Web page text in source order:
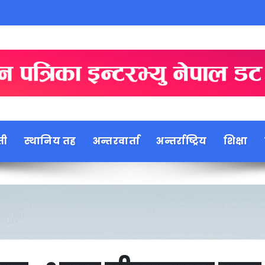
स्थानिय तह अन्तरवार्ता अन्तर्राष्ट्रिय शिक्षा